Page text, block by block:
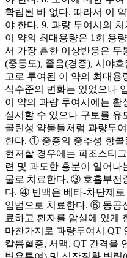
확립된 바 없다. 따라서 이
야 한다. 9. 과량 투여시의
이 약의 최대용량은 1회 용
서 가장 흔한 이상반응은 두
(중등도), 졸음(경증), 시야
고로 투여된 이 약의 최대용
식수준의 변화는 있었으나
이 약의 과량 투여시에는 활
실시할 수 있으나 구토를 유
콜린성 약물들처럼 과량투
한다. ① 중증의 중추성 항콜
현저할 경우에는 피조스티
련 및 과도한 흥분이 일어
물로 치료한다. ③ 호흡부전
다. ④ 빈맥은 베타-차단제
입법으로 치료한다. ⑥ 동공
료하고 환자를 암실에 있게
마찬가지로 과량투여시 QT
칼륨혈증, 서맥, QT 간격을